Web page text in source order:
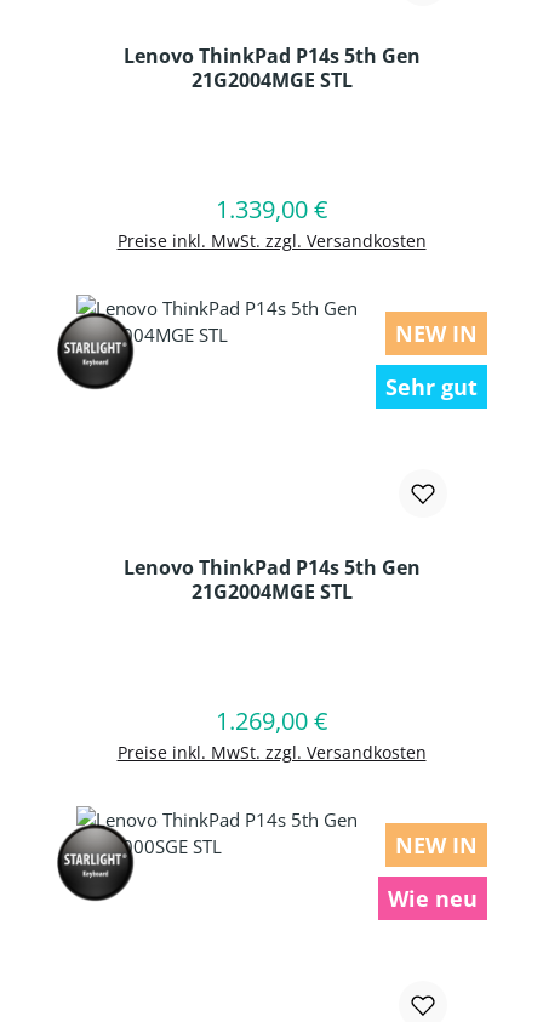
Lenovo ThinkPad P14s 5th Gen
21G2004MGE STL
Regulärer Preis:
1.339,00 €
Preise inkl. MwSt. zzgl. Versandkosten
In den Warenkorb
NEW IN
Sehr gut
Lenovo ThinkPad P14s 5th Gen
21G2004MGE STL
Regulärer Preis:
1.269,00 €
Preise inkl. MwSt. zzgl. Versandkosten
In den Warenkorb
NEW IN
Wie neu